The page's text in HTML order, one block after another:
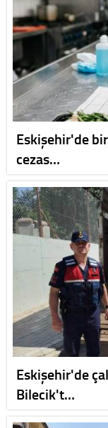
Eskişehir'de
cezas…
Eskişehir'de
Bilecik't…